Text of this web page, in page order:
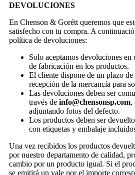
DEVOLUCIONES
En Chenson & Gorétt queremos que
satisfecho con tu compra. A
política de devoluciones:
Solo aceptamos devoluciones en
de fabricación en los productos.
El cliente dispone de un plazo de
recepción de la mercancía para
Las devoluciones deben ser
través de info@chensonsp.com,
adjuntando fotos del defecto.
Los productos deben ser
con etiquetas y embalaje
Una vez recibidos los productos
por nuestro departamento de calidad,
cambio por un producto igual. Si el
se emitirá un vale por el importe